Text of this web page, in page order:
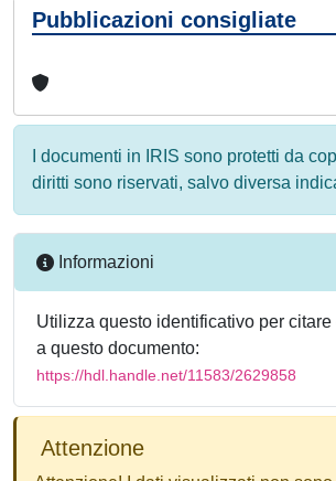
Pubblicazioni consigliate
I documenti in IRIS sono protetti da
diritti sono riservati, salvo diversa
Informazioni
Utilizza questo identificativo per
a questo documento:
https://hdl.handle.net/11583/2629858
Attenzione